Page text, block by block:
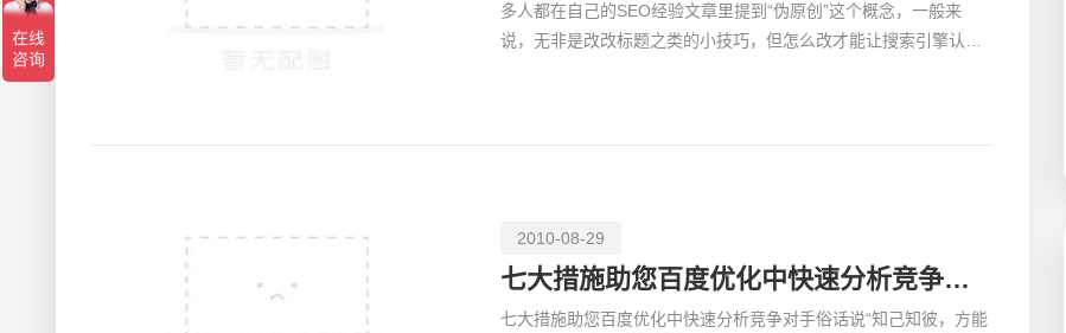
多人都在自己的SEO经验文章里提到“伪原创”这个概念，一般来
说，无非是改改标题之类的小技巧，但怎么改才能让搜索引擎认为
2010-08-29
七大措施助您百度优化中快速分析竞争对手
七大措施助您百度优化中快速分析竞争对手俗话说“知己知彼，方能